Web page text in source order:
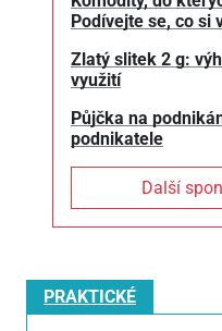
Podívejte se, co si
Zlatý slitek 2 g:
využití
Půjčka na
podnikatele
Další
PRAKTICKÉ